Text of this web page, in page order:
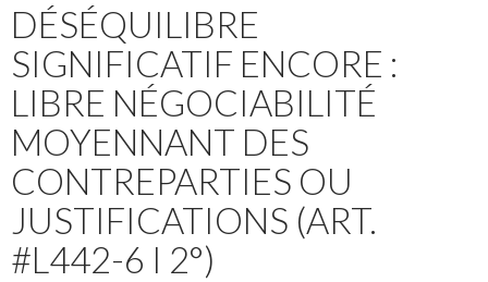
DÉSÉQUILIBRE
SIGNIFICATIF ENCORE :
LIBRE NÉGOCIABILITÉ
MOYENNANT DES
CONTREPARTIES OU
JUSTIFICATIONS (ART.
#L442-6 I 2°)